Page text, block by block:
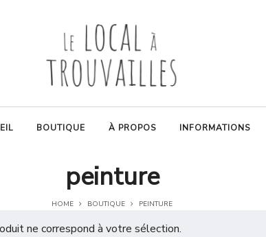
BOUTIQUE À PROPOS INFORMATIONS
peinture
HOME BOUTIQUE PEINTURE
ne correspond à votre sélection.